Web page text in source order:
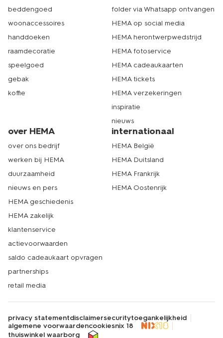
beddengoed
woonaccessoires
handdoeken
raamdecoratie
speelgoed
gebak
koffie
folder via Whatsapp ontvangen
HEMA op social media
HEMA herontwerpwedstrijd
HEMA fotoservice
HEMA cadeaukaarten
HEMA tickets
HEMA verzekeringen
inspiratie
nieuws
over HEMA
over ons bedrijf
werken bij HEMA
duurzaamheid
nieuws en pers
HEMA geschiedenis
HEMA zakelijk
klantenservice
actievoorwaarden
saldo cadeaukaart opvragen
partnerships
retail media
internationaal
HEMA België
HEMA Duitsland
HEMA Frankrijk
HEMA Oostenrijk
privacy statementdisclaimersecuritytoegankelijkheid
algemene voorwaardencookiesnix 18
thuiswinkel waarborg